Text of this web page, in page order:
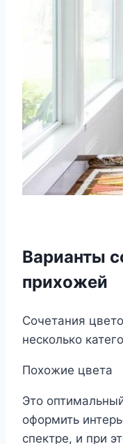
Варианты
прихожей
Сочетания
несколько
Похожие цвета
Это
оформить
спектре, и при